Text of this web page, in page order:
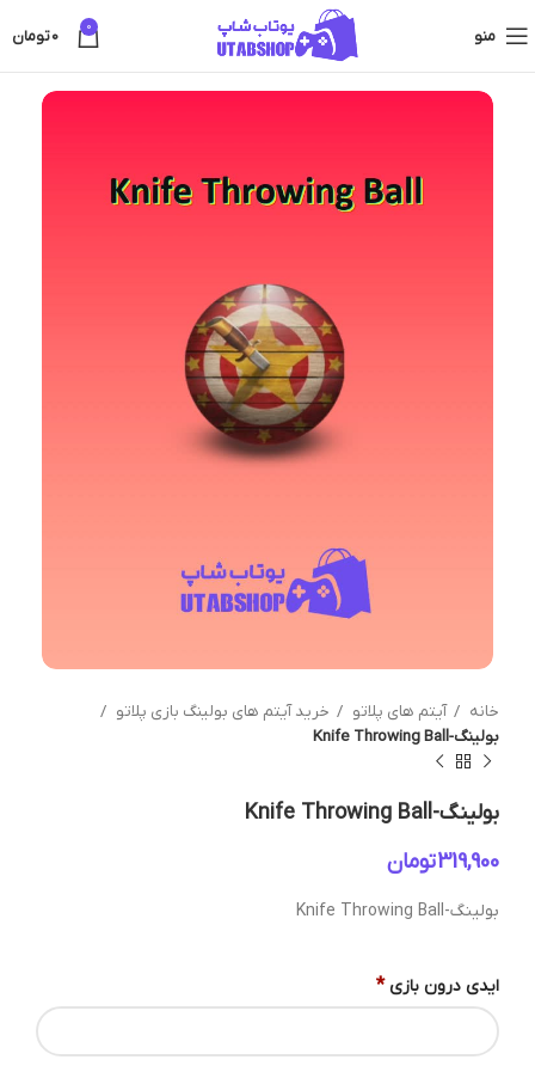
منو 0
0تومان
خانه آیتم های پلاتو
خرید آیتم های بولینگ بازی پلاتو
بولینگ-Knife Throwing Ball
بولینگ-Knife Throwing Ball
تومان
بولینگ-Knife Throwing Ball
ایدی درون بازی *